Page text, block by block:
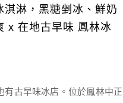
淇淋，黑糖剉冰、鮮奶
x 在地古早味 鳳林冰
有古早味冰店。位於鳳林中正